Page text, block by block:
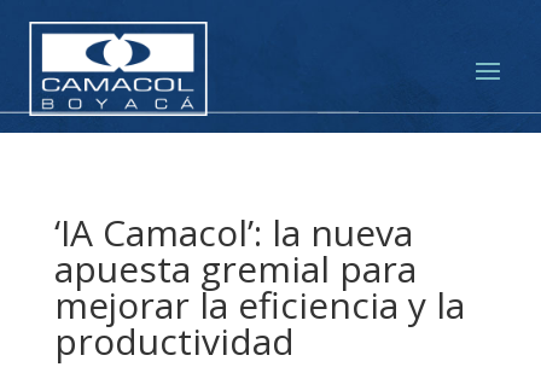
‘IA Camacol’: la nueva
apuesta gremial para
mejorar la eficiencia y la
productividad